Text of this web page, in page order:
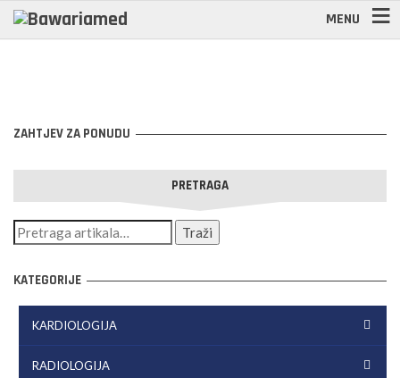
MENU
ZAHTJEV ZA PONUDU
PRETRAGA
KATEGORIJE
KARDIOLOGIJA
RADIOLOGIJA